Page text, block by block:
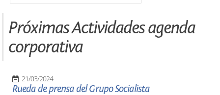
Próximas Actividades agenda
corporativa
21/03/2024
Rueda de prensa del Grupo Socialista